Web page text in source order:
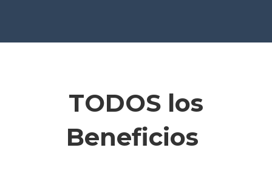
TODOS los
Beneficios